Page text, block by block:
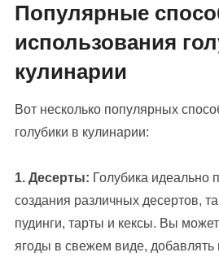
Популярные
использования
кулинарии
Вот несколько популярных
голубики в кулинарии:
1. Десерты: Голубика идеально
создания различных десертов,
пудинги, тарты и кексы. Вы
ягоды в свежем виде, добавлять